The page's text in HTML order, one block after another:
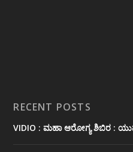
RECENT POSTS
VIDIO : ಮಹಾ ಆರೋಗ್ಯ ಶಿಬಿರ :